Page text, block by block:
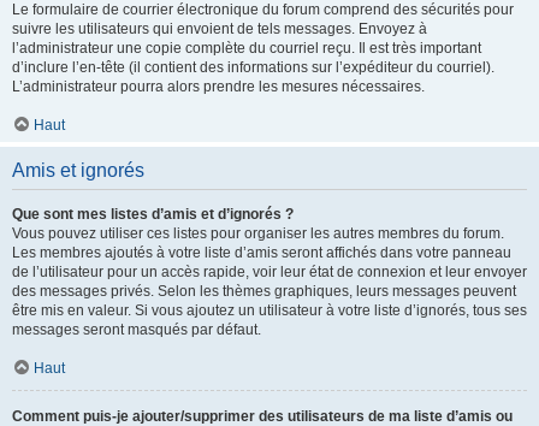
Le formulaire de courrier électronique du forum comprend des sécurités pour
suivre les utilisateurs qui envoient de tels messages. Envoyez à
l’administrateur une copie complète du courriel reçu. Il est très important
d’inclure l’en-tête (il contient des informations sur l’expéditeur du courriel).
L’administrateur pourra alors prendre les mesures nécessaires.
Haut
Amis et ignorés
Que sont mes listes d’amis et d’ignorés ?
Vous pouvez utiliser ces listes pour organiser les autres membres du forum.
Les membres ajoutés à votre liste d’amis seront affichés dans votre panneau
de l’utilisateur pour un accès rapide, voir leur état de connexion et leur envoyer
des messages privés. Selon les thèmes graphiques, leurs messages peuvent
être mis en valeur. Si vous ajoutez un utilisateur à votre liste d’ignorés, tous ses
messages seront masqués par défaut.
Haut
Comment puis-je ajouter/supprimer des utilisateurs de ma liste d’amis ou